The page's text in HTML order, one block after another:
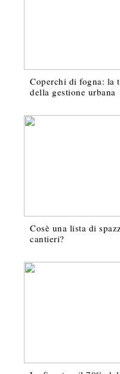
Coperchi di fogna: la
della gestione urbana
Cosè una lista di
cantieri?